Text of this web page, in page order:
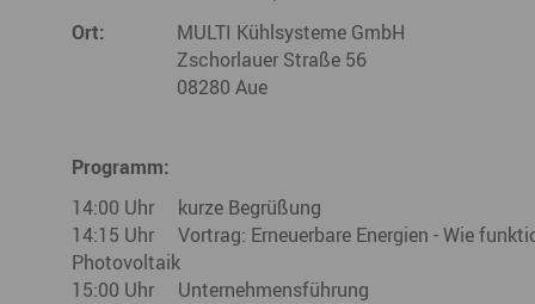
Büro- & Gewerberäume mieten
Ausstellungsflächen mieten
Gewerberäume mieten
Veranstaltungsmanagement
Ausstellungsflächen mieten
Ort:
MULTI Kühlsysteme GmbH
Zschorlauer Straße 56
08280 Aue
Programm:
14:00 Uhr kurze Begrüßung
14:15 Uhr Vortrag: Erneuerbare Energien - Wie
Photovoltaik
15:00 Uhr Unternehmensführung